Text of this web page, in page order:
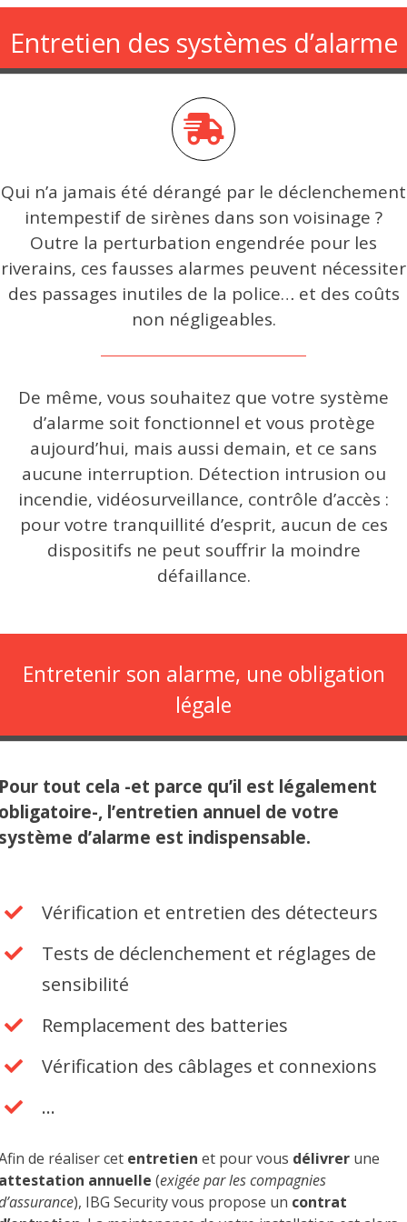
Entretien des systèmes d’alarme
Qui n’a jamais été dérangé par le déclenchement
intempestif de sirènes dans son voisinage ?
Outre la perturbation engendrée pour les
riverains, ces fausses alarmes peuvent nécessiter
des passages inutiles de la police… et des coûts
non négligeables.
De même, vous souhaitez que votre système
d’alarme soit fonctionnel et vous protège
aujourd’hui, mais aussi demain, et ce sans
aucune interruption. Détection intrusion ou
incendie, vidéosurveillance, contrôle d’accès :
pour votre tranquillité d’esprit, aucun de ces
dispositifs ne peut souffrir la moindre
défaillance.
Entretenir son alarme, une obligation
légale
tout cela -et parce qu’il est légalement
, l’entretien annuel de votre
d’alarme est indispensable.
Vérification et entretien des détecteurs
Tests de déclenchement et réglages de
sensibilité
Remplacement des batteries
Vérification des câblages et connexions
…
de réaliser cet entretien et pour vous délivrer une
annuelle (exigée par les compagnies
), IBG Security vous propose un contrat